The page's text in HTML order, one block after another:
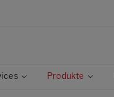
Produkte